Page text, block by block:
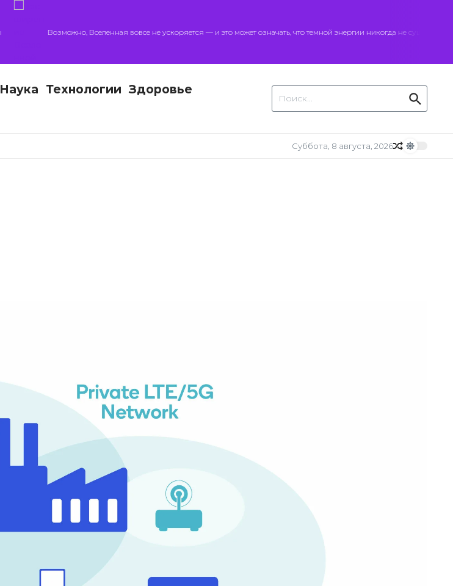
Возможно, Вселенная вовсе не ускоряется — и это может означать, что темной энергии никогда не существовало
Наука Технологии Здоровье
Искать:
Суббота, 8 августа, 2026